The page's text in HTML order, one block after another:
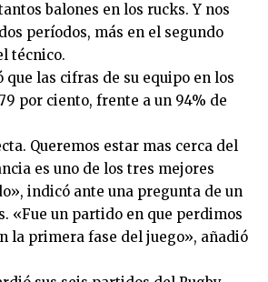
balones en los rucks. Y nos
períodos, más en el segundo
técnico.
las cifras de su equipo en los
por ciento, frente a un 94% de
Queremos estar mas cerca del
es uno de los tres mejores
indicó ante una pregunta de un
«Fue un partido en que perdimos
la primera fase del juego», añadió